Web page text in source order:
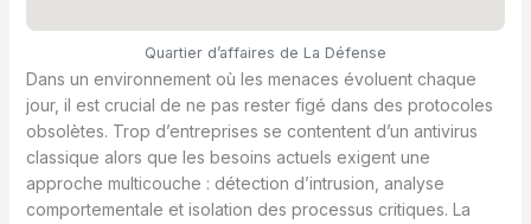
Quartier d’affaires de La Défense
Dans un environnement où les menaces évoluent chaque
jour, il est crucial de ne pas rester figé dans des protocoles
obsolètes. Trop d’entreprises se contentent d’un antivirus
classique alors que les besoins actuels exigent une
approche multicouche : détection d’intrusion, analyse
comportementale et isolation des processus critiques. La